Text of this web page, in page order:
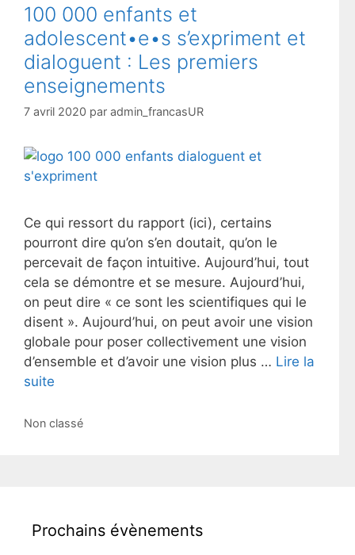
100 000 enfants et
adolescent•e•s s’expriment et
dialoguent : Les premiers
enseignements
7 avril 2020 par admin_francasUR
Ce qui ressort du rapport (ici), certains
pourront dire qu’on s’en doutait, qu’on le
percevait de façon intuitive. Aujourd’hui, tout
cela se démontre et se mesure. Aujourd’hui,
on peut dire « ce sont les scientifiques qui le
disent ». Aujourd’hui, on peut avoir une vision
globale pour poser collectivement une vision
d’ensemble et d’avoir une vision plus … Lire la
suite
Catégories
Non classé
Prochains évènements